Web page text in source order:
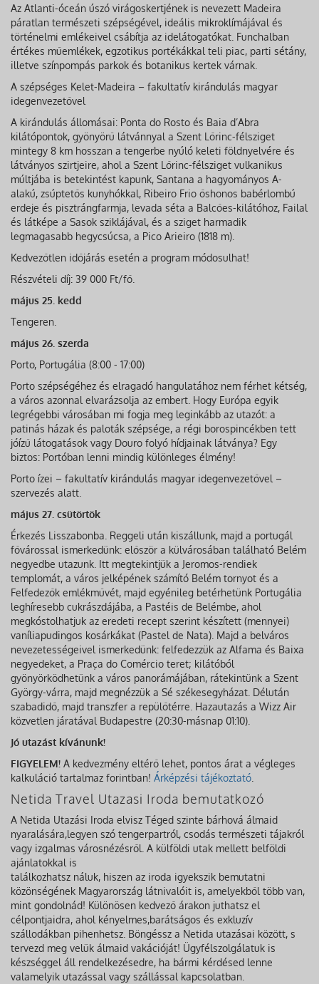
Az Atlanti-óceán úszó virágoskertjének is nevezett Madeira
páratlan természeti szépségével, ideális mikroklímájával és
történelmi emlékeivel csábítja az idelátogatókat. Funchalban
értékes műemlékek, egzotikus portékákkal teli piac, parti sétány,
illetve színpompás parkok és botanikus kertek várnak.
A szépséges Kelet-Madeira – fakultatív kirándulás magyar
idegenvezetővel
A kirándulás állomásai: Ponta do Rosto és Baia d’Abra
kilátópontok, gyönyörű látvánnyal a Szent Lőrinc-félsziget
mintegy 8 km hosszan a tengerbe nyúló keleti földnyelvére és
látványos szirtjeire, ahol a Szent Lőrinc-félsziget vulkanikus
múltjába is betekintést kapunk, Santana a hagyományos A-
alakú, zsúptetős kunyhókkal, Ribeiro Frio őshonos babérlombú
erdeje és pisztrángfarmja, levada séta a Balcőes-kilátóhoz, Failal
és látképe a Sasok sziklájával, és a sziget harmadik
legmagasabb hegycsúcsa, a Pico Arieiro (1818 m).
Kedvezőtlen időjárás esetén a program módosulhat!
Részvételi díj: 39 000 Ft/fő.
május 25. kedd
Tengeren.
május 26. szerda
Porto, Portugália (8:00 - 17:00)
Porto szépségéhez és elragadó hangulatához nem férhet kétség,
a város azonnal elvarázsolja az embert. Hogy Európa egyik
legrégebbi városában mi fogja meg leginkább az utazót: a
patinás házak és paloták szépsége, a régi borospincékben tett
jóízű látogatások vagy Douro folyó hídjainak látványa? Egy
biztos: Portóban lenni mindig különleges élmény!
Porto ízei – fakultatív kirándulás magyar idegenvezetővel –
szervezés alatt.
május 27. csütörtök
Érkezés Lisszabonba. Reggeli után kiszállunk, majd a portugál
fővárossal ismerkedünk: először a külvárosában található Belém
negyedbe utazunk. Itt megtekintjük a Jeromos-rendiek
templomát, a város jelképének számító Belém tornyot és a
Felfedezők emlékművét, majd egyénileg betérhetünk Portugália
leghíresebb cukrászdájába, a Pastéis de Belémbe, ahol
megkóstolhatjuk az eredeti recept szerint készített (mennyei)
vaníliapudingos kosárkákat (Pastel de Nata). Majd a belváros
nevezetességeivel ismerkedünk: felfedezzük az Alfama és Baixa
negyedeket, a Praça do Comércio teret; kilátóból
gyönyörködhetünk a város panorámájában, rátekintünk a Szent
György-várra, majd megnézzük a Sé székesegyházat. Délután
szabadidő, majd transzfer a repülőtérre. Hazautazás a Wizz Air
közvetlen járatával Budapestre (20:30-másnap 01:10).
Jó utazást kívánunk!
FIGYELEM! A kedvezmény eltérő lehet, pontos árat a végleges
kalkuláció tartalmaz forintban! Árképzési tájékoztató
Netida Travel Utazasi Iroda bemutatkozó
A Netida Utazási Iroda elvisz Téged szinte bárhová álmaid
nyaralására,legyen szó tengerpartról, csodás természeti tájakról
vagy izgalmas városnézésről. A külföldi utak mellett belföldi
ajánlatokkal is
találkozhatsz náluk, hiszen az iroda igyekszik bemutatni
közönségének Magyarország látnivalóit is, amelyekből több van,
mint gondolnád! Különösen kedvező árakon juthatsz el
célpontjaidra, ahol kényelmes,barátságos és exkluzív
szállodákban pihenhetsz. Böngéssz a Netida utazásai között, s
tervezd meg velük álmaid vakációját! Ügyfélszolgálatuk is
készséggel áll rendelkezésedre, ha bármi kérdésed lenne
valamelyik utazással vagy szállással kapcsolatban.